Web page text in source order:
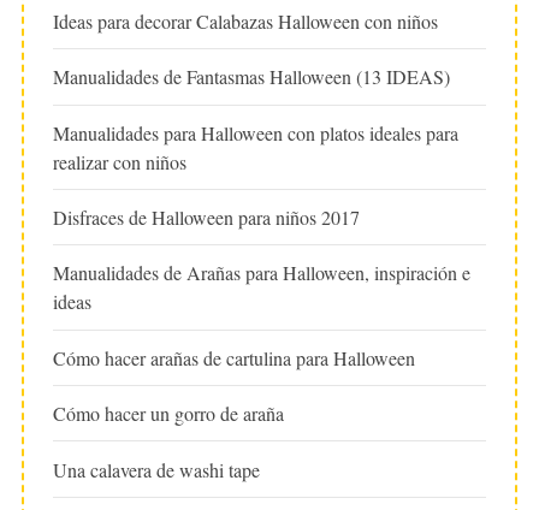
Ideas para decorar Calabazas Halloween con niños
Manualidades de Fantasmas Halloween (13 IDEAS)
Manualidades para Halloween con platos ideales para
realizar con niños
Disfraces de Halloween para niños 2017
Manualidades de Arañas para Halloween, inspiración e
ideas
Cómo hacer arañas de cartulina para Halloween
Cómo hacer un gorro de araña
Una calavera de washi tape